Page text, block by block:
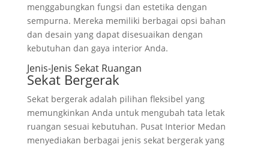
menggabungkan fungsi dan estetika dengan
sempurna. Mereka memiliki berbagai opsi bahan
dan desain yang dapat disesuaikan dengan
kebutuhan dan gaya interior Anda.
Jenis-Jenis Sekat Ruangan
Sekat Bergerak
Sekat bergerak adalah pilihan fleksibel yang
memungkinkan Anda untuk mengubah tata letak
ruangan sesuai kebutuhan. Pusat Interior Medan
menyediakan berbagai jenis sekat bergerak yang